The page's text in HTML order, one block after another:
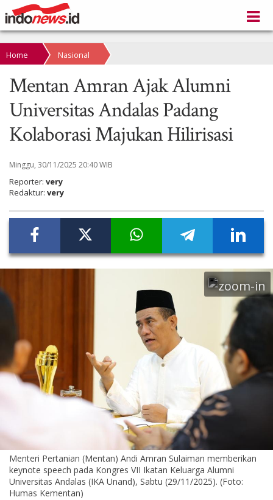
Home Nasional
Mentan Amran Ajak Alumni
Universitas Andalas Padang
Kolaborasi Majukan Hilirisasi
Minggu, 30/11/2025 20:40 WIB
Reporter: very
Redaktur: very
Menteri Pertanian (Mentan) Andi Amran Sulaiman memberikan
keynote speech pada Kongres VII Ikatan Keluarga Alumni
Universitas Andalas (IKA Unand), Sabtu (29/11/2025). (Foto:
Humas Kementan)